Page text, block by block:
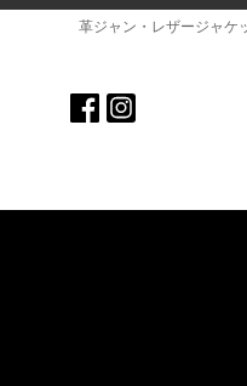
革ジャン・レザージャケ